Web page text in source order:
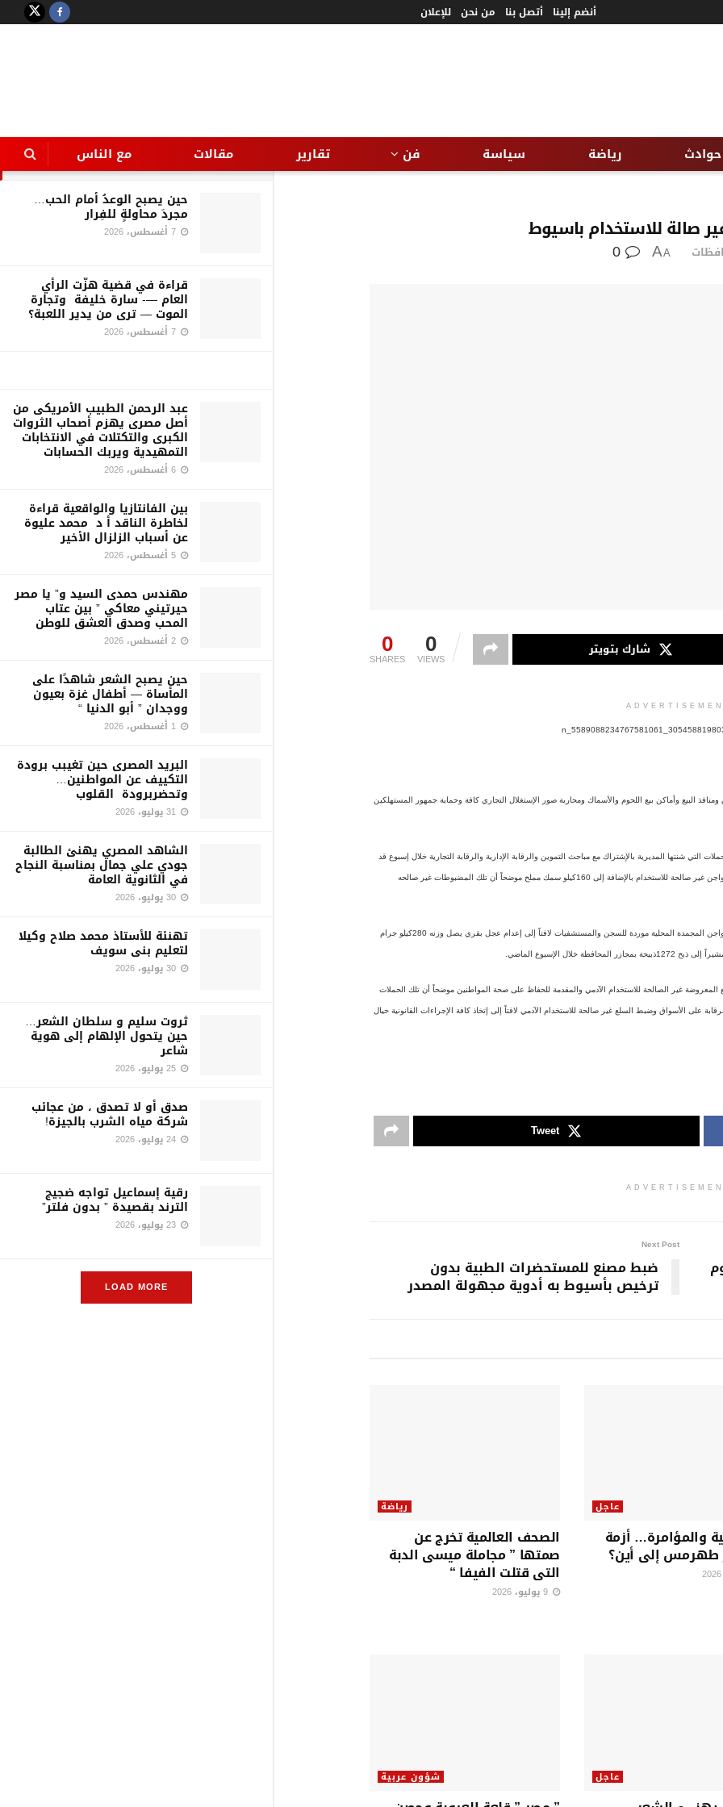
LATEST
باسيوط
حين يصبح الوعدُ أمام الحب…
مجردَ محاولةٍ للفِرار
قراءة في قضية هزّت الرأي
العام —- سارة خليفة وتجارة
الموت — ترى من يدير اللعبة؟
عبد الرحمن الطبيب الأمريكى من
أصل مصرى يهزم أصحاب الثروات
الكبرى والتكتلات في الانتخابات
التمهيدية ويربك الحسابات
بين الفانتازيا والواقعية قراءة
لخاطرة الناقد أ د محمد عليوة
عن أسباب الزلزال الأخير
مهندس حمدى السيد و” يا مصر
حيرتيني معاكي ” بين عتاب
المحب وصدق العشق للوطن
حين يصبح الشعر شاهدًا على
المأساة — أطفال غزة بعيون
ووجدان ” أبو الدنيا “
البريد المصرى حين تغيبب برودة
التكييف عن المواطنين…
وتحضربرودة القلوب
الشاهد المصري يهنئ الطالبة
جودي علي جمال بمناسبة النجاح
في الثانوية العامة
تهنئة للأستاذ محمد صلاح وكيلا
لتعليم بنى سويف
ثروت سليم و سلطان الشعر…
حين يتحول الإلهام إلى هوية
شاعر
صدق أو لا تصدق ، من عجائب
شركة مياه الشرب بالجيزة!
رقية إسماعيل تواجه ضجيج
الترند بقصيدة ” بدون فلتر”
LOAD MORE
أنضم إلينا أتصل بنا من نحن للإعلان
حوادث رياضة سياسة فن تقارير مقالات مع الناس
A
A
0
SHARES 0
VIEWS
شارك بتويتر
البيع وأماكن بيع اللحوم والأسماك ومحاربة صور الإستغلال التجاري كافة وحماية جمهور المستهلكين
التي شنتها المديرية بالإشتراك مع مباحث التموين والرقابة الإدارية والرقابة التجارية خلال إسبوع قد
أسفرت عن ضبط وإعدام 159.5كيلو لحوم بلدي ومشتقاتها ، و13.5كيلو منتجات دواجن غير صالحة للاستخدام بالإضافة إلى 160كيلو سمك مملح موضحاً أن تلك المضبوطات غير صالحه
وأضاف صلاح إنه تم الكشف على 1139كيلو لحوم بلدي ومجمدة و798كيلو من الدواجن المجمدة المحلية موردة للسجن والمستشفيات لافتاً إلى إعدام عجل بقري يصل وزنه 280كيلو جرام
غير الصالحة للاستخدام الآدمي والمقدمة للحفاظ على صحة المواطنين موضحاً أن تلك الحملات
على الأسواق وضبط السلع غير صالحة للاستخدام الآدمي لافتاً إلى إتخاذ كافة الإجراءات القانونية حيال
Tweet
Next Post
ضبط مصنع للمستحضرات الطبية بدون
ترخيص بأسيوط به أدوية مجهولة المصدر
عاجل
والمؤامرة… أزمة
طهرمس إلى أين؟
رياضة
الصحف العالمية تخرج عن
صمتها ” مجاملة ميسى الدبة
التى قتلت الفيفا “
عاجل شؤون عربية